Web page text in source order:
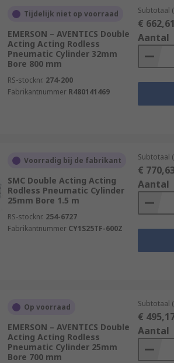
Tijdelijk niet op voorraad
EMERSON – AVENTICS Double
Acting Acting Rodless
Pneumatic Cylinder 32mm
Bore 800 mm
RS-stocknr. 274-200
Fabrikantnummer R480141469
Subtotaal
€ 662,61
Aantal
Voorradig bij de fabrikant
SMC Double Acting Acting
Rodless Pneumatic Cylinder
25mm Bore 1.5 m
RS-stocknr. 254-6727
Fabrikantnummer CY1S25TF-600Z
Subtotaal
€ 770,63
Aantal
Op voorraad
EMERSON – AVENTICS Double
Acting Acting Rodless
Pneumatic Cylinder 25mm
Bore 700 mm
Subtotaal
€
Aantal